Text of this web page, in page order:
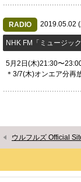
RADIO 2019.05.02
​NHK FM「ミュージック
5月2日(木)21:30〜
＊3/7(木)オンエア分再
ウルフルズ Official